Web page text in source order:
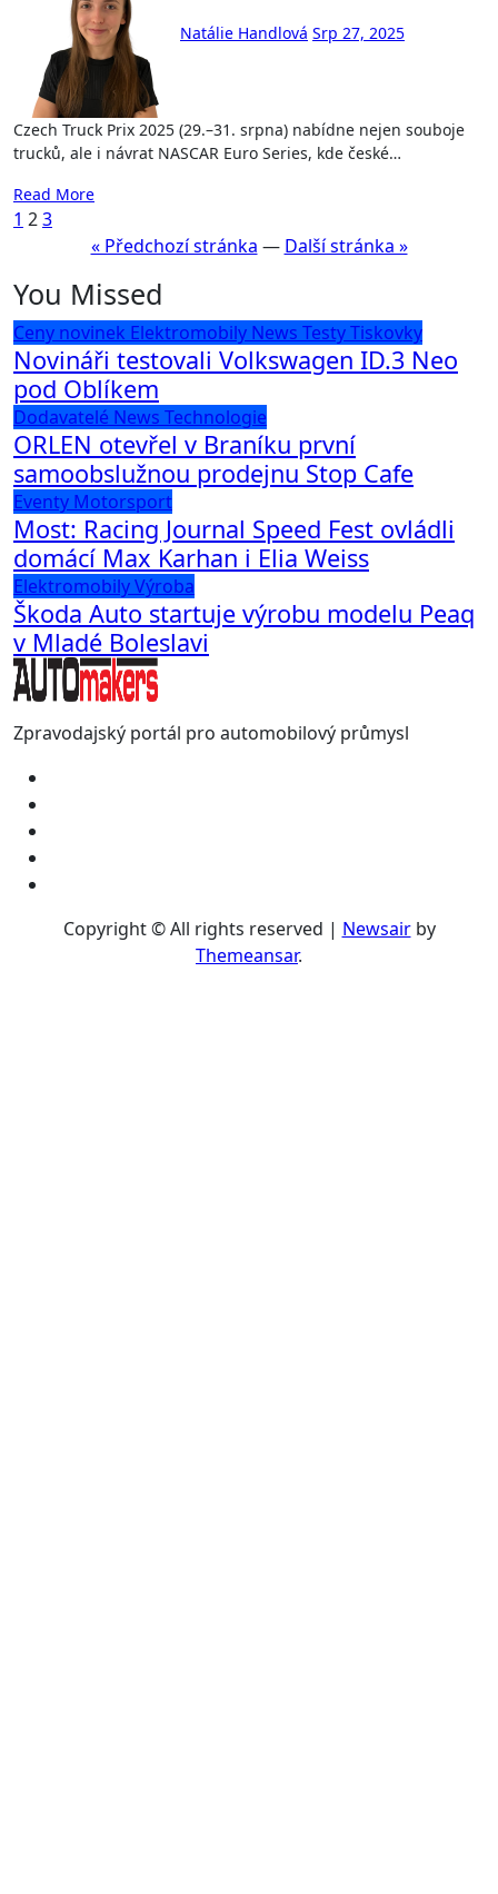
Natálie Handlová Srp 27, 2025
Czech Truck Prix 2025 (29.–31. srpna) nabídne nejen souboje
trucků, ale i návrat NASCAR Euro Series, kde české…
Read More
Stránkování
příspěvků
1 23
« Předchozí stránka — Další stránka »
You Missed
Ceny novinek Elektromobily News TestyTiskovky
Novináři testovali Volkswagen ID.3 Neo
pod Oblíkem
Dodavatelé News Technologie
ORLEN otevřel v Braníku první
samoobslužnou prodejnu Stop Cafe
Eventy Motorsport
Most: Racing Journal Speed Fest ovládli
domácí Max Karhan i Elia Weiss
ElektromobilyVýroba
Škoda Auto startuje výrobu modelu Peaq
v Mladé Boleslavi
Zpravodajský portál pro automobilový průmysl
Copyright © All rights reserved | Newsairby
Themeansar.